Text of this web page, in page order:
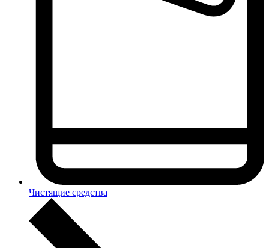
Чистящие средства